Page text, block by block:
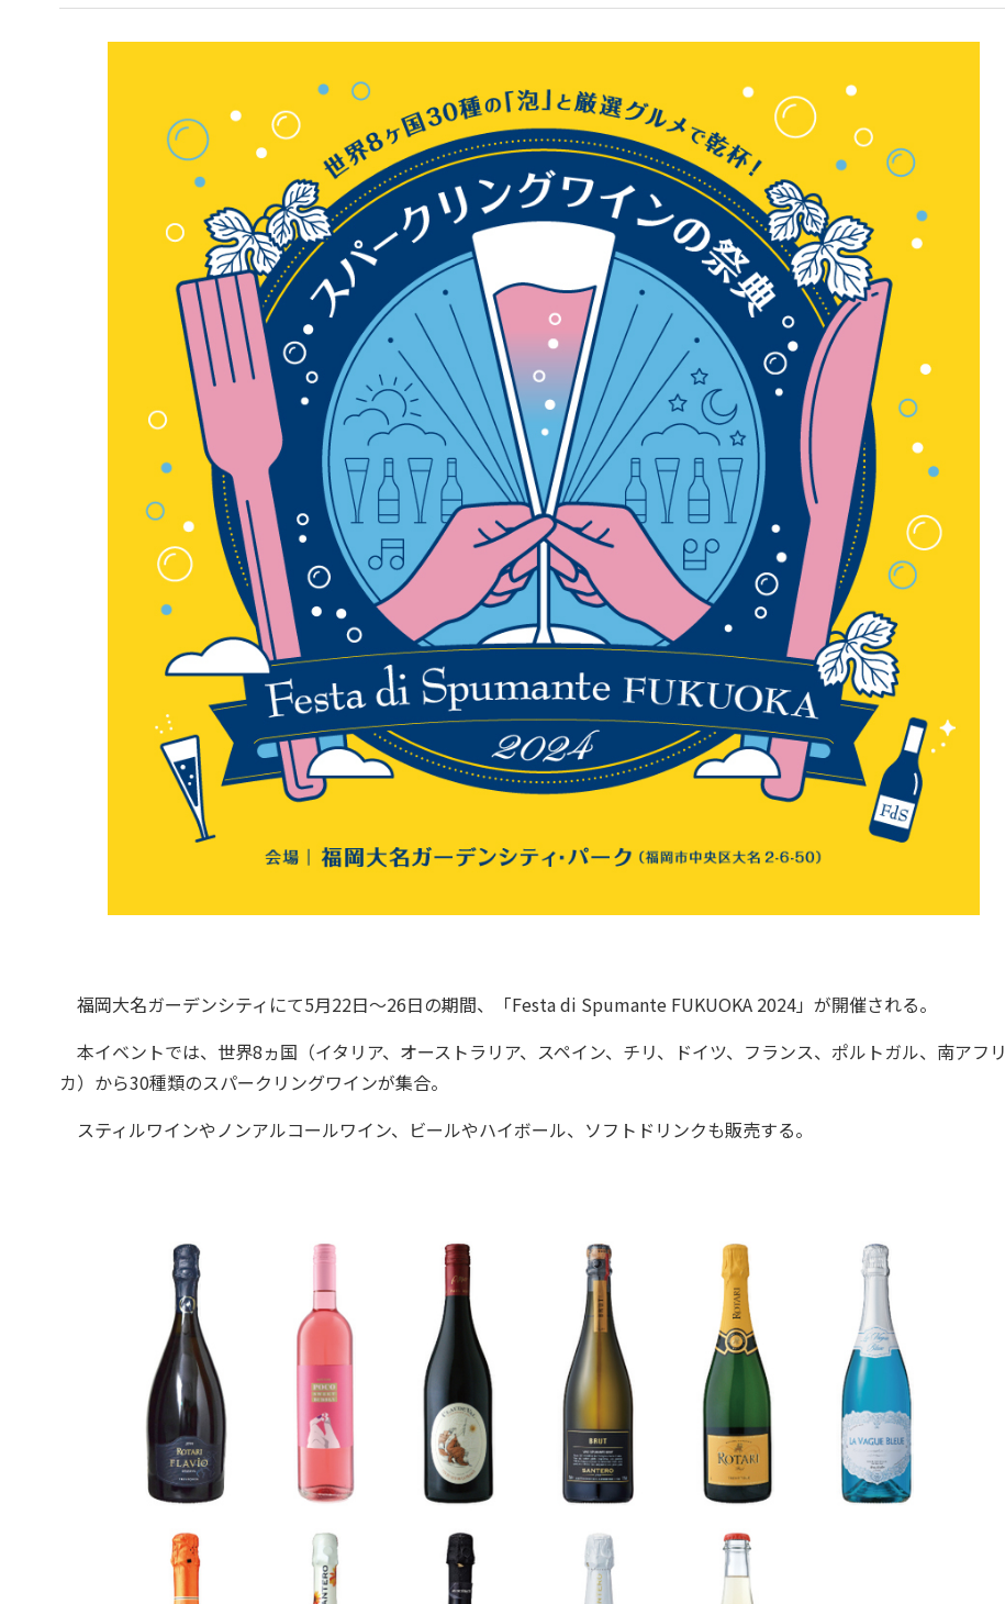
福岡大名ガーデンシティにて5月22日～26日の期間、「Festa di Spumante FUKUOKA 2024」が開催される。
本イベントでは、世界8ヵ国（イタリア、オーストラリア、スペイン、チリ、ドイツ、フランス、ポルトガル、南アフリ
カ）から30種類のスパークリングワインが集合。
スティルワインやノンアルコールワイン、ビールやハイボール、ソフトドリンクも販売する。